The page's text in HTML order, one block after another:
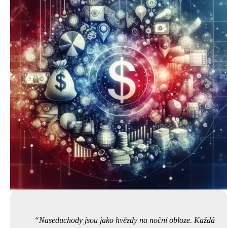
Naseduchody jsou jako hvězdy na noční obloze. Každá